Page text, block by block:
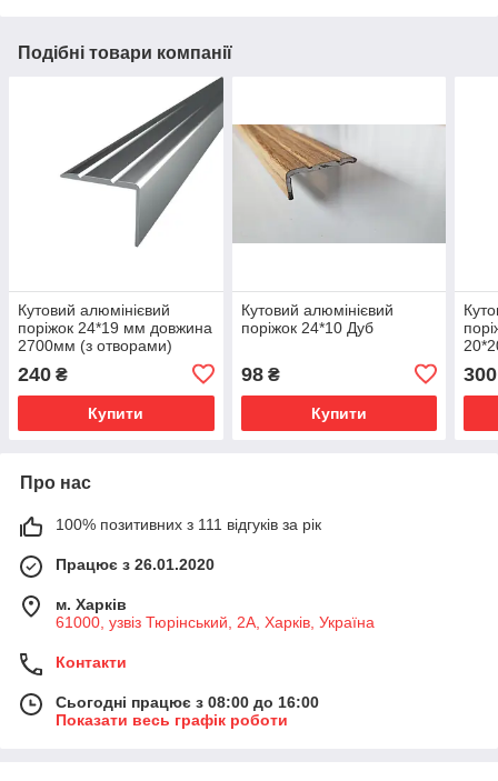
Подібні товари компанії
Кутовий алюмінієвий
поріжок 24*19 мм довжина
2700мм (з отворами)
240 ₴
Купити
Кутовий алюмінієвий
поріжок 24*10 Дуб
98₴
Купити
300
Про нас
100% позитивних з 111 відгуків за рік
Працює з 26.01.2020
м. Харків
61000, узвіз Тюрінський, 2А, Харків, Україна
Контакти
Сьогодні працює з 08:00 до 16:00
Показати весь графік роботи